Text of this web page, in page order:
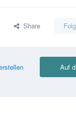
Share
Auf